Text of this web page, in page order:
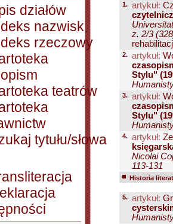
działów
nazwisk
rzeczowy
teatrów
tytułu/słowa
1. artykuł:
z. 2/3
2. artykuł:
Stylu"
3. artykuł:
Stylu"
4. artykuł:
Nicolai
113-131
Historia
5. artykuł: